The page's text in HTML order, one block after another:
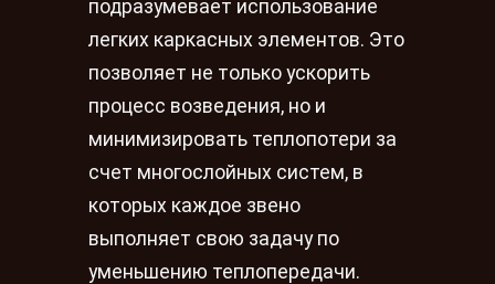
подразумевает использование
легких каркасных элементов. Это
позволяет не только ускорить
процесс возведения, но и
минимизировать теплопотери за
счет многослойных систем, в
которых каждое звено
выполняет свою задачу по
уменьшению теплопередачи.